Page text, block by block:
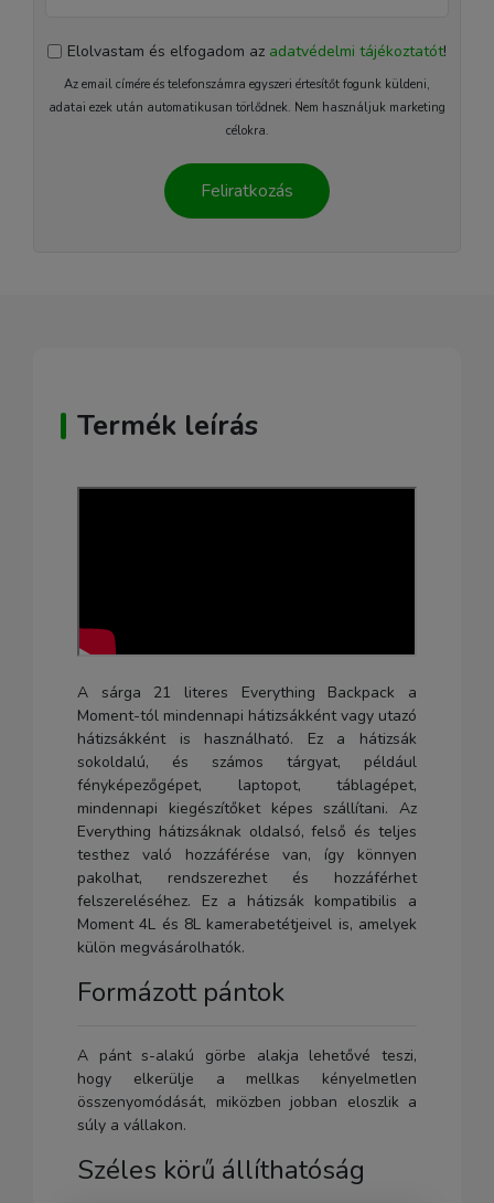
Elolvastam és elfogadom az adatvédelmi tájékoztatót!
Az email címére és telefonszámra egyszeri értesítőt fogunk küldeni,
adatai ezek után automatikusan törlődnek. Nem használjuk marketing
célokra.
Feliratkozás
Termék leírás
A sárga 21 literes Everything Backpack a
Moment-tól mindennapi hátizsákként vagy utazó
hátizsákként is használható. Ez a hátizsák
sokoldalú, és számos tárgyat, például
fényképezőgépet, laptopot, táblagépet,
mindennapi kiegészítőket képes szállítani. Az
Everything hátizsáknak oldalsó, felső és teljes
testhez való hozzáférése van, így könnyen
pakolhat, rendszerezhet és hozzáférhet
felszereléséhez. Ez a hátizsák kompatibilis a
Moment 4L és 8L kamerabetétjeivel is, amelyek
külön megvásárolhatók.
Formázott pántok
A pánt s-alakú görbe alakja lehetővé teszi,
hogy elkerülje a mellkas kényelmetlen
összenyomódását, miközben jobban eloszlik a
súly a vállakon.
Széles körű állíthatóság